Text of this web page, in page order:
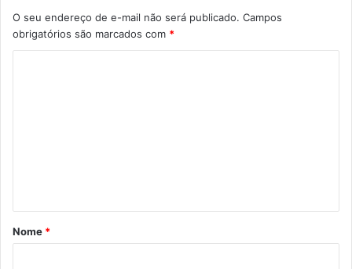
O seu endereço de e-mail não será publicado. Campos
obrigatórios são marcados com *
rNome *